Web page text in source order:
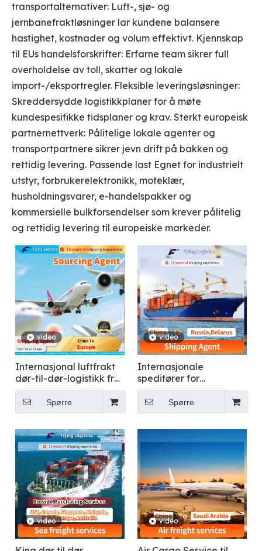
transportalternativer: Luft-, sjø- og
jernbanefraktløsninger lar kundene balansere
hastighet, kostnader og volum effektivt. Kjennskap
til EUs handelsforskrifter: Erfarne team sikrer full
overholdelse av toll, skatter og lokale
import-/eksportregler. Fleksible leveringsløsninger:
Skreddersydde logistikkplaner for å møte
kundespesifikke tidsplaner og krav. Sterkt europeisk
partnernettverk: Pålitelige lokale agenter og
transportpartnere sikrer jevn drift på bakken og
rettidig levering. Passende last Egnet for industrielt
utstyr, forbrukerelektronikk, moteklær,
husholdningsvarer, e-handelspakker og
kommersielle bulkforsendelser som krever pålitelig
og rettidig levering til europeiske markeder.
video
Internasjonal luftfrakt
dør-til-dør-logistikk fra
Kina til Europa
Spørre
video
Internasjonale
speditører for
stykkgodsfrakt til
RusslandSpørre
video video